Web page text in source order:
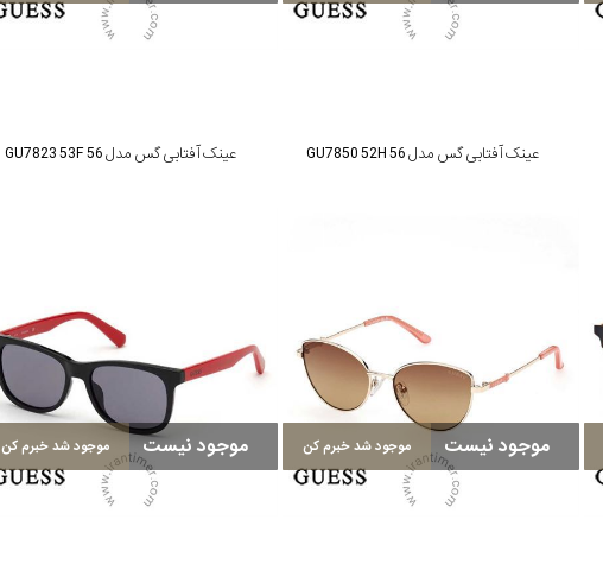
عینک آفتابی گس مدل GU7850 52H 56 عینک آفتابی گس مدل GU7823 53F 56
موجود نیست موجود شد خبرم کن موجود نیست موجود شد خبرم کن